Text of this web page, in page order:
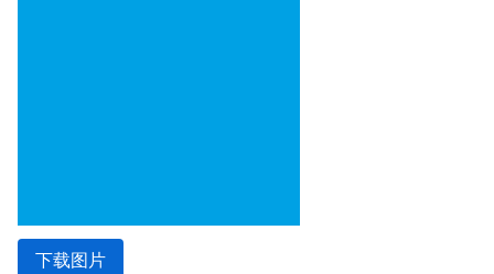
下载图片